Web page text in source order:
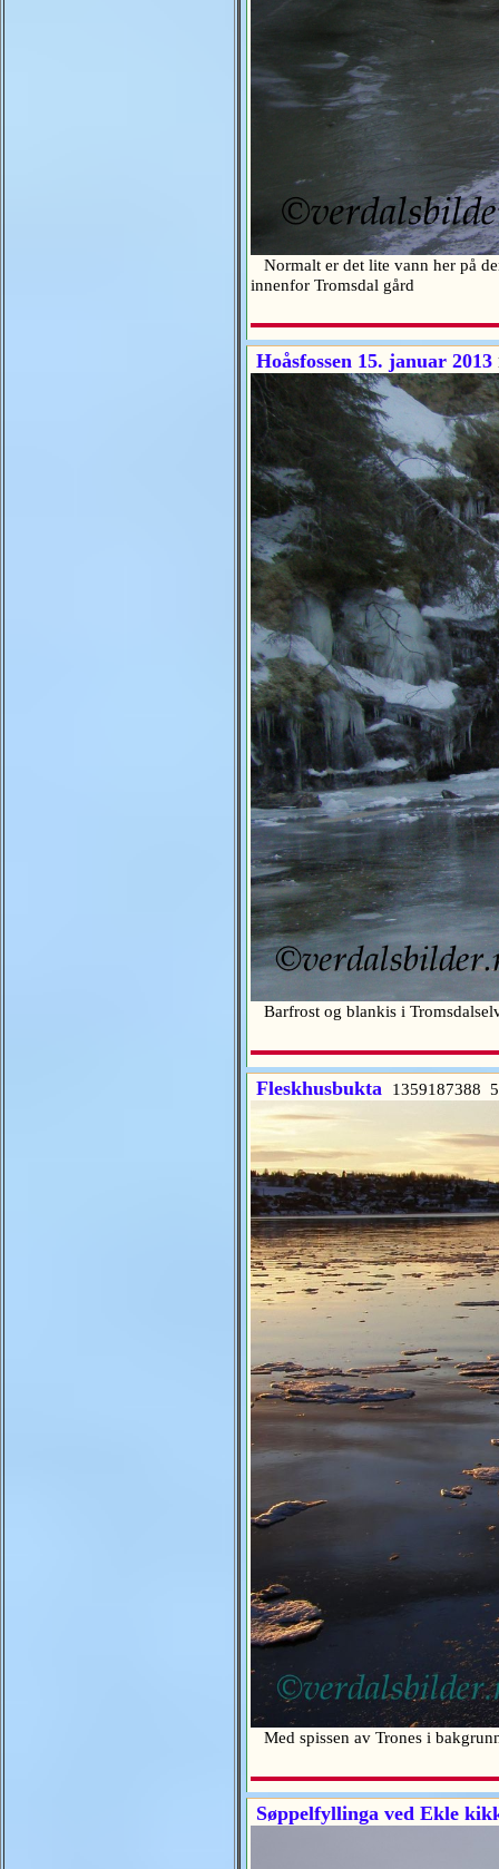
Normalt er det lite vann her på
innenfor Tromsdal gård
Hoåsfossen 15. januar 2013
Barfrost og blankis i
Fleskhusbukta 1359187388 5
Med spissen av Trones i
Søppelfyllinga ved Ekle